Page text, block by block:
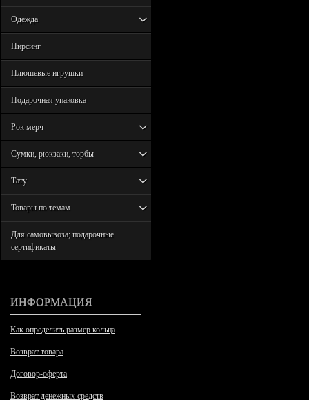
Одежда
Пирсинг
Плюшевые игрушки
Подарочная упаковка
Рок мерч
Сумки, рюкзаки, торбы
Тату
Товары по темам
Для самовывоза; подарочные
сертификаты
ИНФОРМАЦИЯ
Как определить размер кольца
Возврат товара
Договор-оферта
Возврат денежных средств